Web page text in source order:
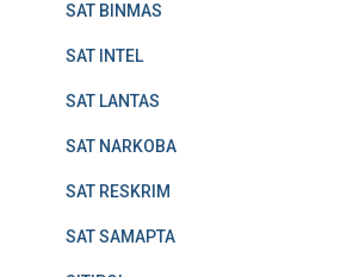
SAT BINMAS
SAT INTEL
SAT LANTAS
SAT NARKOBA
SAT RESKRIM
SAT SAMAPTA